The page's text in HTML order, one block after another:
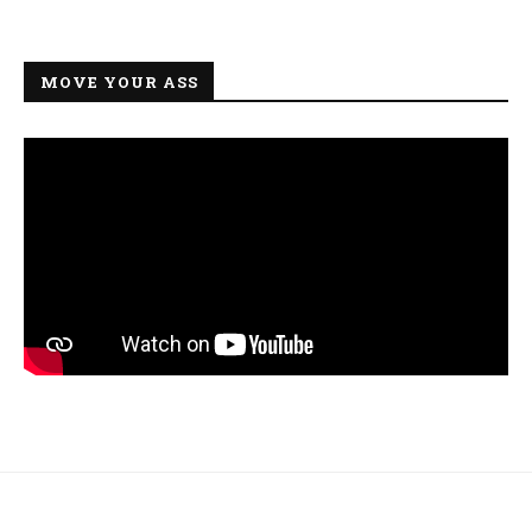
MOVE YOUR ASS